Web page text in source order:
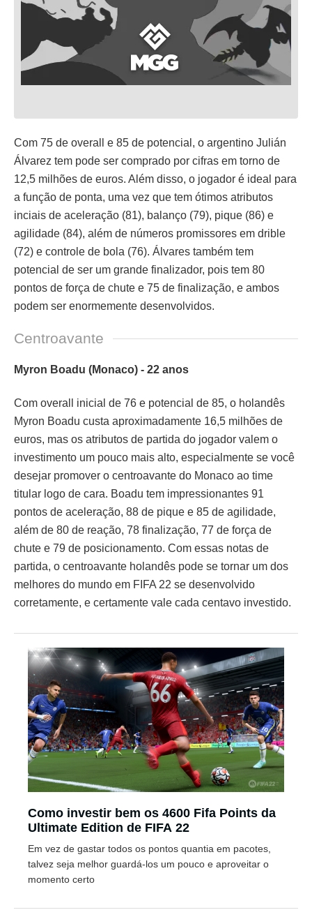
Com 75 de overall e 85 de potencial, o argentino Julián
Álvarez tem pode ser comprado por cifras em torno de
12,5 milhões de euros. Além disso, o jogador é ideal para
a função de ponta, uma vez que tem ótimos atributos
inciais de aceleração (81), balanço (79), pique (86) e
agilidade (84), além de números promissores em drible
(72) e controle de bola (76). Álvares também tem
potencial de ser um grande finalizador, pois tem 80
pontos de força de chute e 75 de finalização, e ambos
podem ser enormemente desenvolvidos.
Centroavante
Myron Boadu (Monaco) - 22 anos
Com overall inicial de 76 e potencial de 85, o holandês
Myron Boadu custa aproximadamente 16,5 milhões de
euros, mas os atributos de partida do jogador valem o
investimento um pouco mais alto, especialmente se você
desejar promover o centroavante do Monaco ao time
titular logo de cara. Boadu tem impressionantes 91
pontos de aceleração, 88 de pique e 85 de agilidade,
além de 80 de reação, 78 finalização, 77 de força de
chute e 79 de posicionamento. Com essas notas de
partida, o centroavante holandês pode se tornar um dos
melhores do mundo em FIFA 22 se desenvolvido
corretamente, e certamente vale cada centavo investido.
Como investir bem os 4600 Fifa Points da
Ultimate Edition de FIFA 22
Em vez de gastar todos os pontos quantia em pacotes,
talvez seja melhor guardá-los um pouco e aproveitar o
momento certo